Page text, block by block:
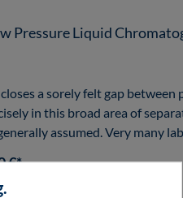
Pressure Liquid
a sorely felt gap
in this broad area of
assumed. Very many
€*
(PDF)